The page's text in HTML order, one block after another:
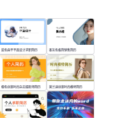
蓝色扁平平面设计求职简历 墨灰色极简销售简历
橙色创意时尚杂志摄影师简历 莫兰迪创意时尚模特简历